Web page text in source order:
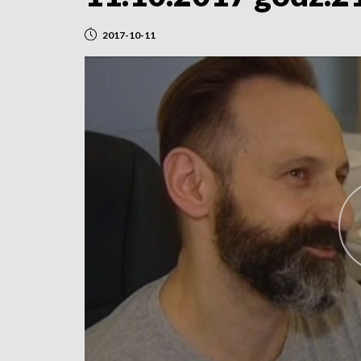
2017-10-11